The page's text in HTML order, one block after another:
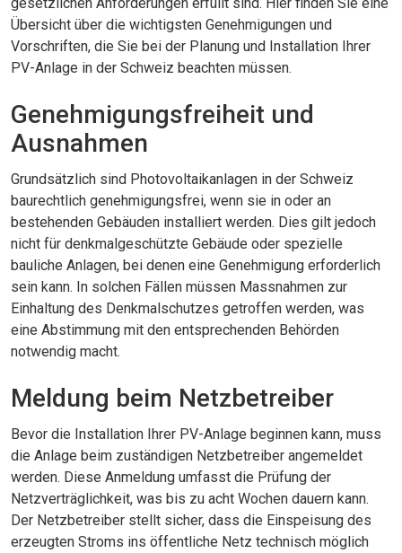
Übersicht über die wichtigsten Genehmigungen und
Vorschriften, die Sie bei der Planung und Installation Ihrer
PV-Anlage in der Schweiz beachten müssen.
Genehmigungsfreiheit und
Ausnahmen
Grundsätzlich sind Photovoltaikanlagen in der Schweiz
baurechtlich genehmigungsfrei, wenn sie in oder an
bestehenden Gebäuden installiert werden. Dies gilt jedoch
nicht für denkmalgeschützte Gebäude oder spezielle
bauliche Anlagen, bei denen eine Genehmigung erforderlich
sein kann. In solchen Fällen müssen Massnahmen zur
Einhaltung des Denkmalschutzes getroffen werden, was
eine Abstimmung mit den entsprechenden Behörden
notwendig macht.
Meldung beim Netzbetreiber
Bevor die Installation Ihrer PV-Anlage beginnen kann, muss
die Anlage beim zuständigen Netzbetreiber angemeldet
werden. Diese Anmeldung umfasst die Prüfung der
Netzverträglichkeit, was bis zu acht Wochen dauern kann.
Der Netzbetreiber stellt sicher, dass die Einspeisung des
erzeugten Stroms ins öffentliche Netz technisch möglich